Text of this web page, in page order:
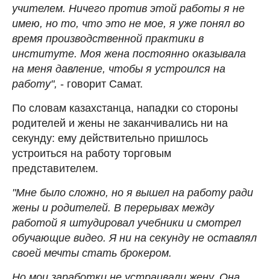
учителем. Ничего против этой работы я не
имею, но то, что это не мое, я уже понял во
время производственной практики в
институте. Моя жена постоянно оказывала
на меня давление, чтобы я устроился на
работу", - говорит Самат.
По словам казахстанца, нападки со стороны
родителей и жены не заканчивались ни на
секунду: ему действительно пришлось
устроиться на работу торговым
представителем.
"Мне было сложно, но я вышел на работу ради
жены и родителей. В перерывах между
работой я штудировал учебники и смотрел
обучающие видео. Я ни на секунду не оставлял
своей мечты стать брокером.